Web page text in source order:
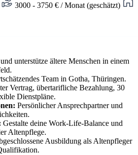
3000 - 3750 € / Monat (geschätzt)
unterstütze ältere Menschen in einem
Team in Gotha, Thüringen.
Vertrag, übertarifliche Bezahlung, 30
Dienstpläne.
Persönlicher Ansprechpartner und
Gestalte deine Work-Life-Balance und
Altenpflege.
Ausbildung als Altenpfleger